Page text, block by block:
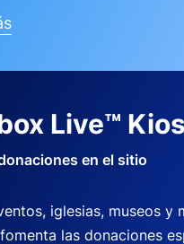
Live™
en el sitio
iglesias, museos y
las donaciones